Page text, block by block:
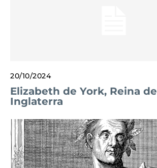
20/10/2024
Elizabeth de York, Reina de
Inglaterra